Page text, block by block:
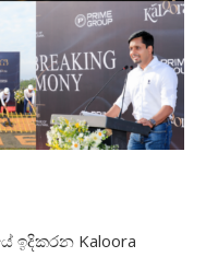
ඉදිකරන Kaloora